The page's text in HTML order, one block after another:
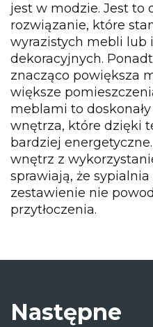
jest w modzie. Jest
rozwiązanie, które
wyrazistych mebli lub
dekoracyjnych.
znacząco powiększa
większe
meblami to
wnętrza, które dzięki
bardziej
wnętrz z
sprawiają, że
zestawienie nie
przytłoczenia.
Następne